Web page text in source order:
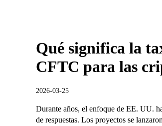
Qué significa la
CFTC para las
2026-03-25
Durante años, el enfoque de EE. UU.
de respuestas. Los proyectos se